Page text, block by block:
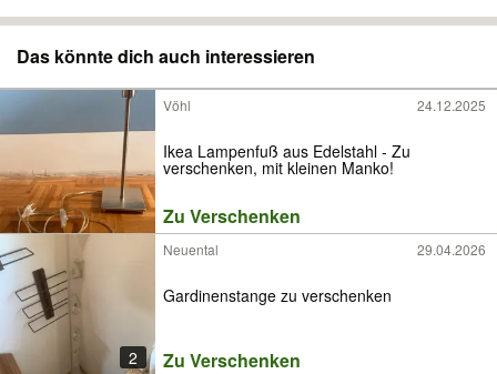
Das könnte dich auch interessieren
Vöhl 24.12.2025
Ikea Lampenfuß aus Edelstahl - Zu
verschenken, mit kleinen Manko!
Zu Verschenken
2
Neuental 29.04.2026
Gardinenstange zu verschenken
Zu Verschenken